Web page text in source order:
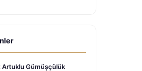
Artuklu Gümüşçülük